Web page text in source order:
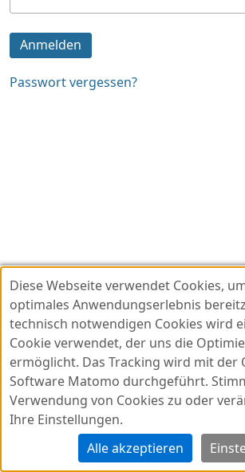
Anmelden
Passwort vergessen?
Datenschutz
Impressum
Barrierefreiheit
Nutzungsbedingungen
Diese Webseite verwendet Cookies,
optimales Anwendungserlebnis
technisch notwendigen Cookies wird
Cookie verwendet, der uns die
ermöglicht. Das Tracking wird mit der
Software Matomo durchgeführt.
Verwendung von Cookies zu oder
Ihre Einstellungen.
Alle akzeptieren